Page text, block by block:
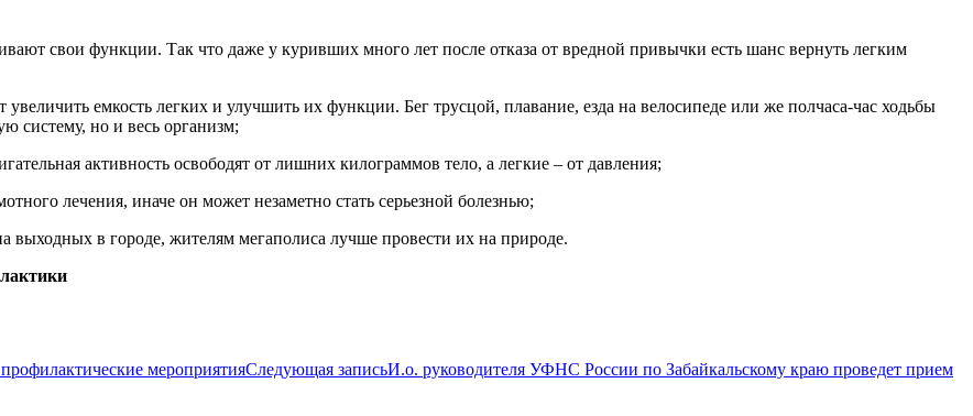
свои функции. Так что даже у куривших много лет после отказа от вредной привычки есть шанс вернуть легким
емкость легких и улучшить их функции. Бег трусцой, плавание, езда на велосипеде или же полчаса-час ходьбы
систему, но и весь организм;
активность освободят от лишних килограммов тело, а легкие – от давления;
лечения, иначе он может незаметно стать серьезной болезнью;
в городе, жителям мегаполиса лучше провести их на природе.
мероприятияСледующая записьИ.о. руководителя УФНС России по Забайкальскому краю проведет прием